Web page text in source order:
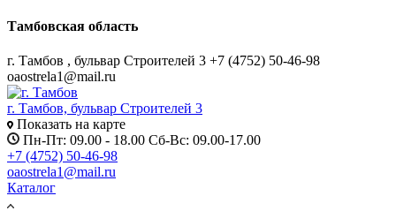
Тамбовская область
г. Тамбов , бульвар Строителей 3 +7 (4752) 50-46-98
oaostrela1@mail.ru
г. Тамбов, бульвар Строителей 3
Показать на карте
Пн-Пт: 09.00 - 18.00 Сб-Вс: 09.00-17.00
+7 (4752) 50-46-98
oaostrela1@mail.ru
Каталог